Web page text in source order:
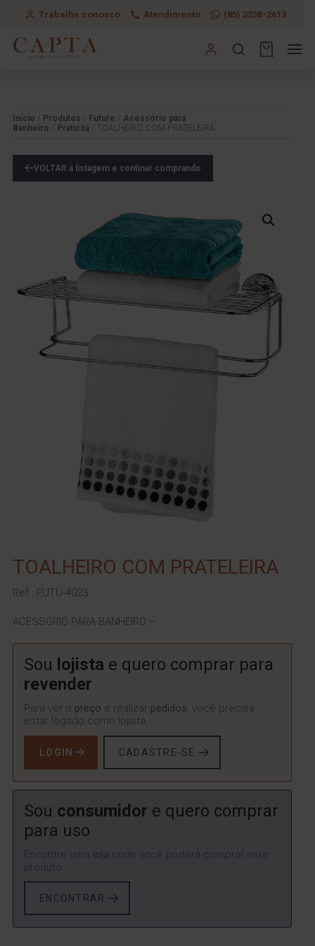
Trabalhe conosco Atendimento (85) 3238-2613
Início Produtos Future
Acessório para
Banheiro
Praticità / TOALHEIRO COM PRATELEIRA
VOLTAR à listagem e continar comprando
TOALHEIRO COM PRATELEIRA
Ref.: FUTU-4023
ACESSÓRIO PARA BANHEIRO –
Sou lojista e quero comprar para
revender
Para ver o preço e realizar pedidos, você precisa
estar logado como lojista.
LOGIN CADASTRE-SE
Sou consumidor e quero comprar
para uso
Encontre uma loja onde você poderá comprar este
produto.
ENCONTRAR